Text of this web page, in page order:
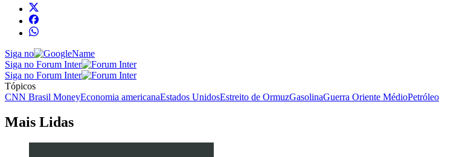
Siga no
Siga no Forum Inter
Siga no Forum Inter
Tópicos
CNN Brasil MoneyEconomia americanaEstados UnidosEstreito de OrmuzGasolinaGuerra Oriente MédioPetróleo
Mais Lidas